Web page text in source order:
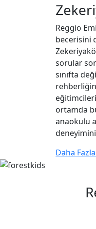
Reggio
becerisini
sorular
sınıfta
ortamda
anaokulu
Daha